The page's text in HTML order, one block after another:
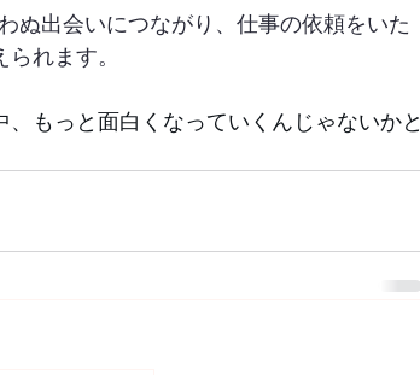
ぬ出会いにつながり、仕事の依頼をいた
れます。
もっと面白くなっていくんじゃないかと